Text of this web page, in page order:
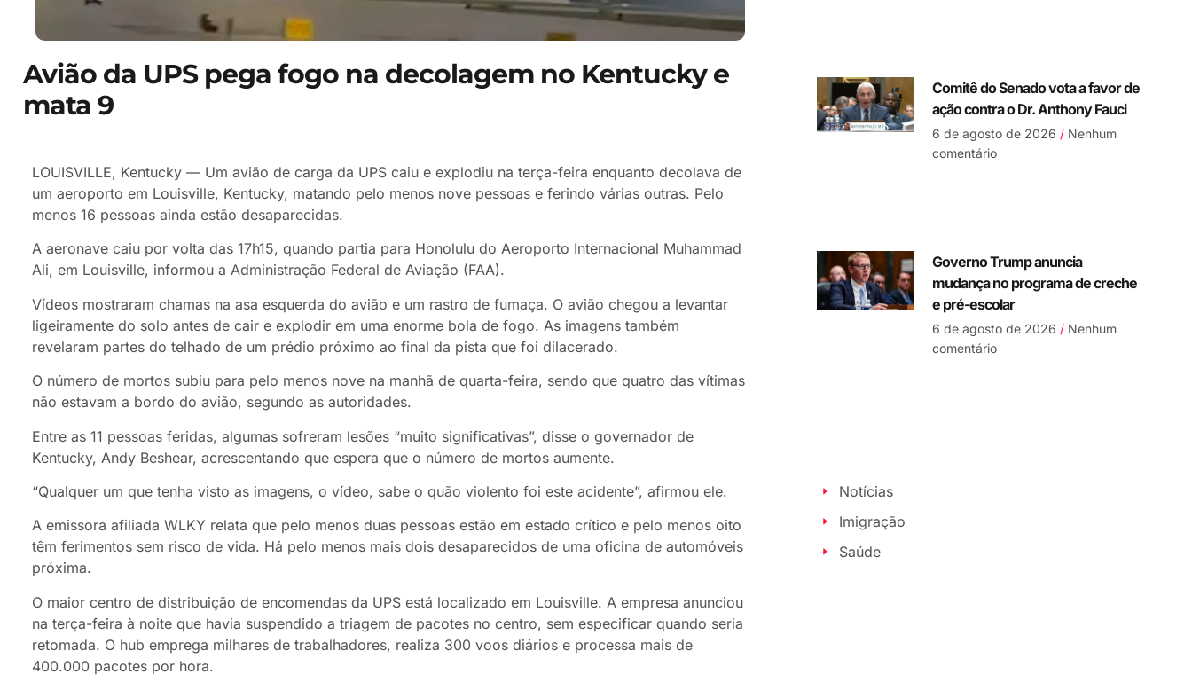
Avião da UPS pega fogo na decolagem no Kentucky e
mata 9
LOUISVILLE, Kentucky — Um avião de carga da UPS caiu e explodiu na terça-feira enquanto decolava de
um aeroporto em Louisville, Kentucky, matando pelo menos nove pessoas e ferindo várias outras. Pelo
menos 16 pessoas ainda estão desaparecidas.
A aeronave caiu por volta das 17h15, quando partia para Honolulu do Aeroporto Internacional Muhammad
Ali, em Louisville, informou a Administração Federal de Aviação (FAA).
Vídeos mostraram chamas na asa esquerda do avião e um rastro de fumaça. O avião chegou a levantar
ligeiramente do solo antes de cair e explodir em uma enorme bola de fogo. As imagens também
revelaram partes do telhado de um prédio próximo ao final da pista que foi dilacerado.
O número de mortos subiu para pelo menos nove na manhã de quarta-feira, sendo que quatro das vítimas
não estavam a bordo do avião, segundo as autoridades.
Entre as 11 pessoas feridas, algumas sofreram lesões “muito significativas”, disse o governador de
Kentucky, Andy Beshear, acrescentando que espera que o número de mortos aumente.
“Qualquer um que tenha visto as imagens, o vídeo, sabe o quão violento foi este acidente”, afirmou ele.
A emissora afiliada WLKY relata que pelo menos duas pessoas estão em estado crítico e pelo menos oito
têm ferimentos sem risco de vida. Há pelo menos mais dois desaparecidos de uma oficina de automóveis
próxima.
O maior centro de distribuição de encomendas da UPS está localizado em Louisville. A empresa anunciou
na terça-feira à noite que havia suspendido a triagem de pacotes no centro, sem especificar quando seria
retomada. O hub emprega milhares de trabalhadores, realiza 300 voos diários e processa mais de
400.000 pacotes por hora.
Comitê do Senado vota a favor de
ação contra o Dr. Anthony Fauci
6 de agosto de 2026 Nenhum
comentário
Governo Trump anuncia
mudança no programa de creche
e pré-escolar
6 de agosto de 2026 Nenhum
comentário
Notícias
Imigração
Saúde